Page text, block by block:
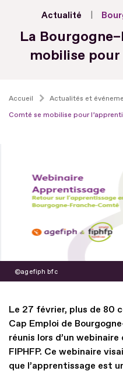
Actualité
La
mobilise pour
Accueil Actualités et
Comté se mobilise pour
agefiph bfc
Le 27 février, plus de 80
Cap Emploi de
réunis lors d’un
FIPHFP. Ce webinaire
que l’apprentissage est